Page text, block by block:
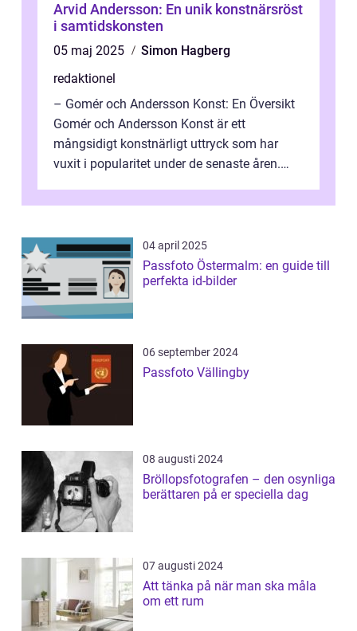
Arvid Andersson: En unik konstnärsröst
i samtidskonsten
05 maj 2025
Simon Hagberg
redaktionel
– Gomér och Andersson Konst: En Översikt
Gomér och Andersson Konst är ett
mångsidigt konstnärligt uttryck som har
vuxit i popularitet under de senaste åren.
04 april 2025
Passfoto Östermalm: en guide till
perfekta id-bilder
06 september 2024
Passfoto Vällingby
08 augusti 2024
Bröllopsfotografen – den osynliga
berättaren på er speciella dag
07 augusti 2024
Att tänka på när man ska måla
om ett rum